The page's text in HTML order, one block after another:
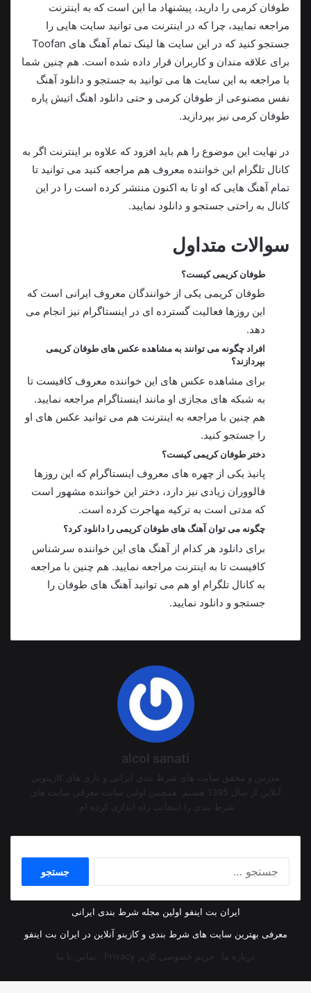
طوفان کرمی را دارید، پیشنهاد ما این است که به اینترنت
مراجعه نمایید، چرا که در اینترنت می توانید سایت هایی را
جستجو کنید که در این سایت‌ ها لینک تمام آهنگ های Toofan
برای علاقه مندان و کاربران قرار داده شده است. هم چنین شما
با مراجعه به این سایت ها می توانید به جستجو و دانلود آهنگ
نفس مصنوعی از طوفان کرمی و حتی دانلود اهنگ اتیش پاره
طوفان کرمی نیز بپردازید.
در نهایت این موضوع را هم باید افزود که علاوه بر اینترنت اگر به
کانال تلگرام این خواننده معروف هم مراجعه کنید می توانید تا
تمام آهنگ هایی که او تا به اکنون منتشر کرده است را در این
کانال به راحتی جستجو و دانلود نمایید.
سوالات متداول
طوفان کریمی کیست؟
طوفان کریمی یکی از خوانندگان معروف ایرانی است که
این روزها فعالیت گسترده‌ ای در اینستاگرام نیز انجام می
دهد.
افراد چگونه می توانند به مشاهده عکس های طوفان کریمی
بپردازند؟
برای مشاهده عکس های این خواننده معروف کافیست تا
به شبکه های مجازی او مانند اینستاگرام مراجعه نمایید.
هم چنین با مراجعه به اینترنت هم می‌ توانید عکس های او
را جستجو کنید.
دختر طوفان کریمی کیست؟
‏پانیذ یکی از چهره های معروف اینستاگرام که این روزها
فالووران زیادی نیز دارد، دختر این خواننده مشهور است
که مدتی است به ترکیه مهاجرت کرده است.
چگونه می توان آهنگ های طوفان کریمی را دانلود کرد؟
برای دانلود هر کدام از آهنگ های این خواننده سرشناس
کافیست تا به اینترنت مراجعه نمایید. هم چنین با مراجعه
به کانال تلگرام او هم می توانید آهنگ های طوفان را
جستجو و دانلود نمایید.
alcol sanati
مدرس و محقق سایت های شرط بندی ایرانی و بازی های کازینویی
آنلاین از سال 1395 هستم. همچنین اولین سایت معرفی سایت های
شرط بندی را اینجانب راه اندازی کرده ام.
ایران بت اینفو اولین مجله شرط بندی ایرانی
معرفی بهترین سایت های شرط بندی و کازینو آنلاین در ایران بت اینفو
درباره ما
حریم خصوصی کاربر Privacy تماس با ما